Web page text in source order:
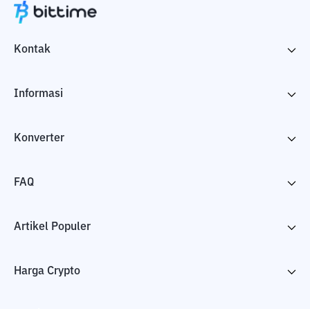
Kontak
Informasi
Konverter
FAQ
Artikel Populer
Harga Crypto